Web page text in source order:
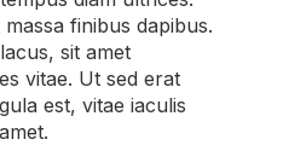
finibus dapibus.
sit amet
vitae. Ut sed erat
est, vitae iaculis